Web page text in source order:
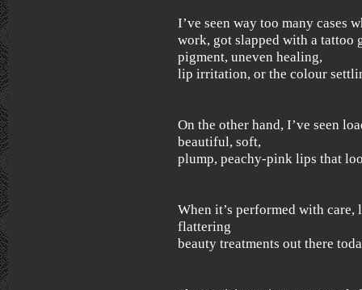
I’ve seen way too many cases
work, got slapped with a tattoo
pigment, uneven healing,
lip irritation, or the colour
On the other hand, I’ve seen
beautiful, soft,
plump, peachy-pink lips that
When it’s performed with
flattering
beauty treatments out there